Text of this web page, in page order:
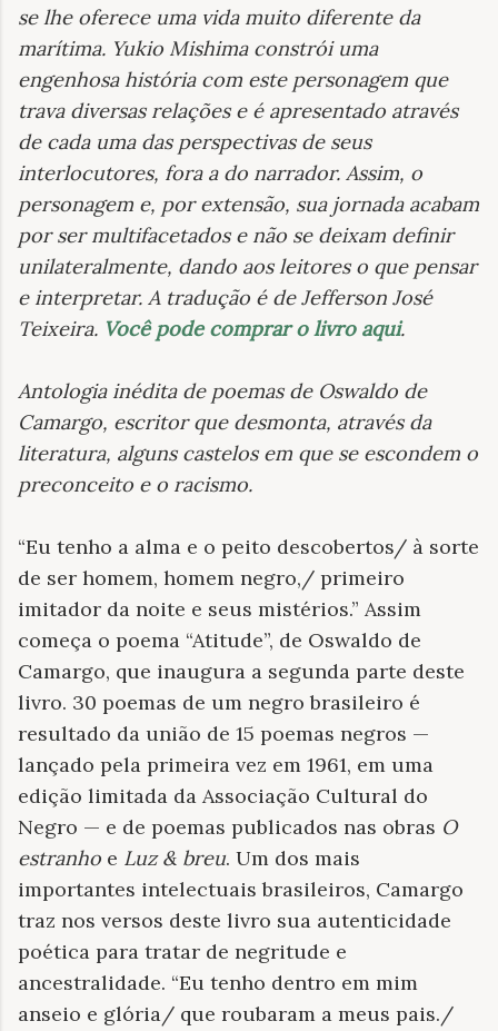
se lhe oferece uma vida muito diferente da
marítima. Yukio Mishima constrói uma
engenhosa história com este personagem que
trava diversas relações e é apresentado através
de cada uma das perspectivas de seus
interlocutores, fora a do narrador. Assim, o
personagem e, por extensão, sua jornada acabam
por ser multifacetados e não se deixam definir
unilateralmente, dando aos leitores o que pensar
e interpretar. A tradução é de Jefferson José
Teixeira. Você pode comprar o livro aqui.
Antologia inédita de poemas de Oswaldo de
Camargo, escritor que desmonta, através da
literatura, alguns castelos em que se escondem o
preconceito e o racismo.
“Eu tenho a alma e o peito descobertos/ à sorte
de ser homem, homem negro,/ primeiro
imitador da noite e seus mistérios.” Assim
começa o poema “Atitude”, de Oswaldo de
Camargo, que inaugura a segunda parte deste
livro. 30 poemas de um negro brasileiro é
resultado da união de 15 poemas negros —
lançado pela primeira vez em 1961, em uma
edição limitada da Associação Cultural do
Negro — e de poemas publicados nas obras O
estranho e Luz & breu. Um dos mais
importantes intelectuais brasileiros, Camargo
traz nos versos deste livro sua autenticidade
poética para tratar de negritude e
ancestralidade. “Eu tenho dentro em mim
anseio e glória/ que roubaram a meus pais./